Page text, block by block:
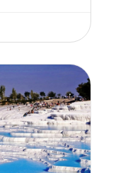
from
$55